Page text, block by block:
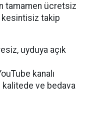
tamamen ücretsiz
kesintisiz takip
uyduya açık
kanalı
kalitede ve bedava